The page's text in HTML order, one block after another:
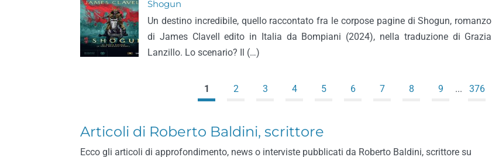
Shogun
Un destino incredibile, quello raccontato fra le corpose pagine di Shogun, romanzo
di James Clavell edito in Italia da Bompiani (2024), nella traduzione di Grazia
Lanzillo. Lo scenario? Il (…)
1 2 3 4 5 6 7 8 9 ... 376
Articoli di Roberto Baldini, scrittore
Ecco gli articoli di approfondimento, news o interviste pubblicati da Roberto Baldini, scrittore su